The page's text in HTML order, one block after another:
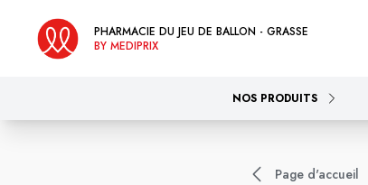
PHARMACIE DU JEU DE BALLON - GRASSE
BY MEDIPRIX
NOS PRODUITS
Page d'accueil